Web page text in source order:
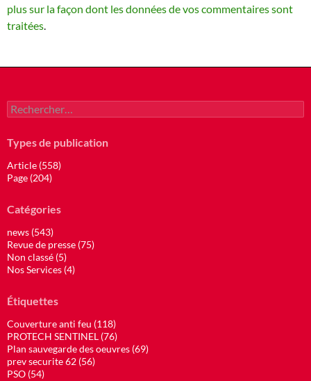
plus sur la façon dont les données de vos commentaires sont
traitées.
Rechercher :
Types de publication
Article (558)
Page (204)
Catégories
news (543)
Revue de presse (75)
Non classé (5)
Nos Services (4)
Étiquettes
Couverture anti feu (118)
PROTECH SENTINEL (76)
Plan sauvegarde des oeuvres (69)
prev securite 62 (56)
PSO (54)